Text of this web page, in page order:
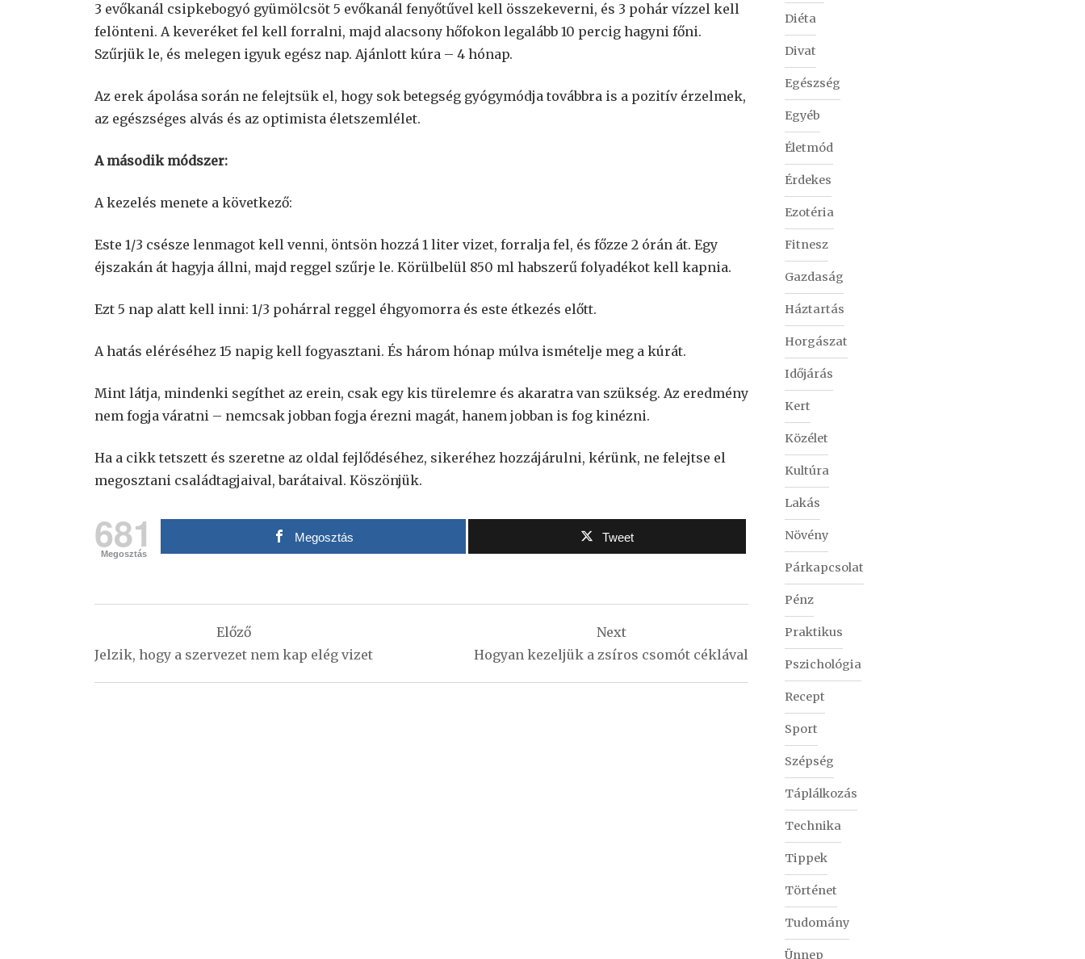
3 evőkanál csipkebogyó gyümölcsöt 5 evőkanál fenyőtűvel kell összekeverni, és 3 pohár vízzel kell
felönteni. A keveréket fel kell forralni, majd alacsony hőfokon legalább 10 percig hagyni főni.
Szűrjük le, és melegen igyuk egész nap. Ajánlott kúra – 4 hónap.
Az erek ápolása során ne felejtsük el, hogy sok betegség gyógymódja továbbra is a pozitív érzelmek,
az egészséges alvás és az optimista életszemlélet.
A második módszer:
A kezelés menete a következő:
Este 1/3 csésze lenmagot kell venni, öntsön hozzá 1 liter vizet, forralja fel, és főzze 2 órán át. Egy
éjszakán át hagyja állni, majd reggel szűrje le. Körülbelül 850 ml habszerű folyadékot kell kapnia.
Ezt 5 nap alatt kell inni: 1/3 pohárral reggel éhgyomorra és este étkezés előtt.
A hatás eléréséhez 15 napig kell fogyasztani. És három hónap múlva ismételje meg a kúrát.
Mint látja, mindenki segíthet az erein, csak egy kis türelemre és akaratra van szükség. Az eredmény
nem fogja váratni – nemcsak jobban fogja érezni magát, hanem jobban is fog kinézni.
Ha a cikk tetszett és szeretne az oldal fejlődéséhez, sikeréhez hozzájárulni, kérünk, ne felejtse el
megosztani családtagjaival, barátaival. Köszönjük.
681
Megosztás
Megosztás Tweet
Bejegyzés
navigáció
Előző
Jelzik, hogy a szervezet nem kap elég vizet
Next
Hogyan kezeljük a zsíros csomót céklával
Diéta
Divat
Egészség
Egyéb
Életmód
Érdekes
Ezotéria
Fitnesz
Gazdaság
Háztartás
Horgászat
Időjárás
Kert
Közélet
Kultúra
Lakás
Növény
Párkapcsolat
Pénz
Praktikus
Pszichológia
Recept
Sport
Szépség
Táplálkozás
Technika
Tippek
Történet
Tudomány
Ünnep